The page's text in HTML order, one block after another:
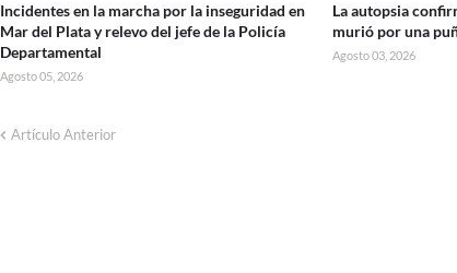
Incidentes en la marcha por la inseguridad en
Mar del Plata y relevo del jefe de la Policía
Departamental
Agosto 05, 2026
La autopsia
murió por una
Agosto 03, 2026
Artículo Anterior